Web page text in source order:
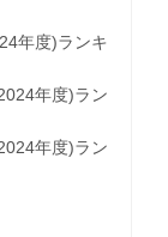
年度)ランキ
年度)ラン
年度)ラン